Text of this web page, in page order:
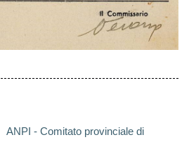
ANPI - Comitato provinciale di